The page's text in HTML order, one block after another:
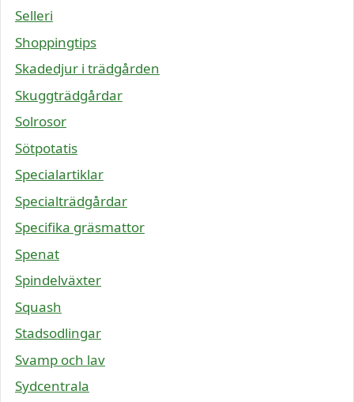
Selleri
Shoppingtips
Skadedjur i trädgården
Skuggträdgårdar
Solrosor
Sötpotatis
Specialartiklar
Specialträdgårdar
Specifika gräsmattor
Spenat
Spindelväxter
Squash
Stadsodlingar
Svamp och lav
Sydcentrala